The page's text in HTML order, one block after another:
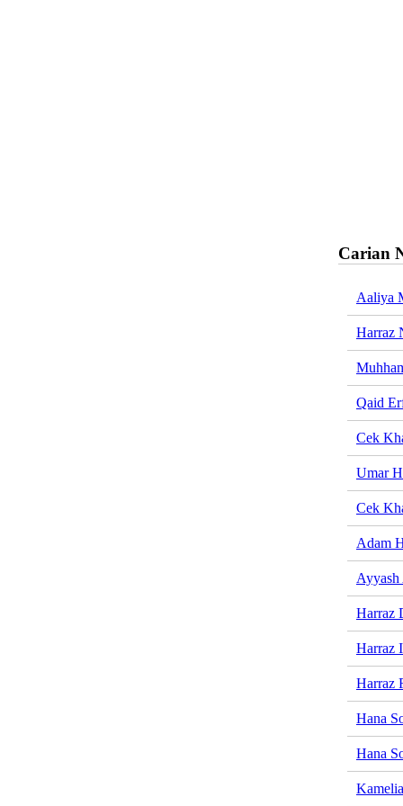
Carian
Aaliya
Harraz
Qaid
Cek
Umar
Cek
Adam
Ayyash
Harraz
Harraz
Harraz
Hana
Hana